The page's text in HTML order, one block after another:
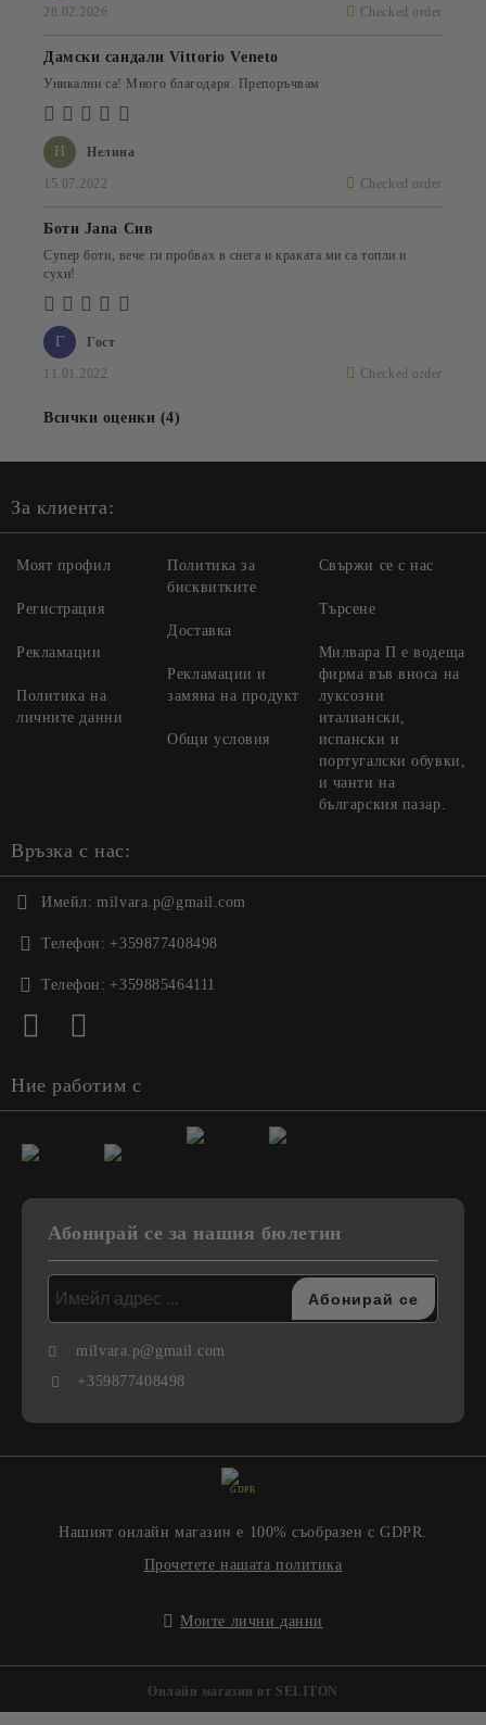
28.02.2026 Checked order
Н Нелина
15.07.2022 Checked order
Дамски сандали Vittorio Veneto
Уникални са! Много благодаря. Препоръчвам
Г Гост
11.01.2022 Checked order
Боти Jana Сив
Супер боти, вече ги пробвах в снега и краката ми са топли и
сухи!
Всички оценки (4)
За клиента:
Моят профил
Регистрация
Рекламации
Политика на
личните данни
Политика за
бисквитките
Доставка
Рекламации и
замяна на продукт
Общи условия
Свържи се с нас
Търсене
Милвара П е водеща
фирма във вноса на
луксозни
италиански,
испански и
португалски обувки,
и чанти на
българския пазар.
Връзка с нас:
Имейл: milvara.p@gmail.com
Телефон: +359877408498
Телефон: +359885464111
Ние работим с
Абонирай се за нашия бюлетин
milvara.p@gmail.com
+359877408498
GDPR
Нашият онлайн магазин е 100% съобразен с GDPR.
Прочетете нашата политика
Моите лични данни
Онлайн магазин от SELITON